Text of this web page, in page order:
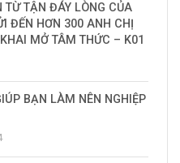
TỪ TẬN ĐÁY LÒNG CỦA
ĐẾN HƠN 300 ANH CHỊ
MỞ TÂM THỨC – K01
BẠN LÀM NÊN NGHIỆP